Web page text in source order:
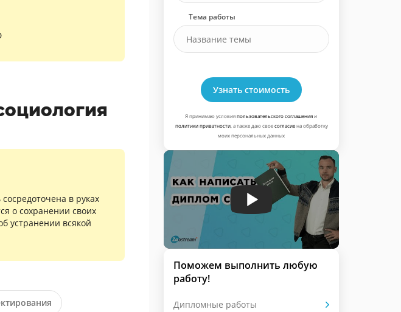
в руках
о сохранении своих
устранении всякой
Тема работы
Узнать стоимость
Я принимаю условияпользовательского соглашенияи
политики приватности, а также даю своесогласиена обработку
моих персональных данных
Поможем выполнить любую
работу!
Дипломные работы